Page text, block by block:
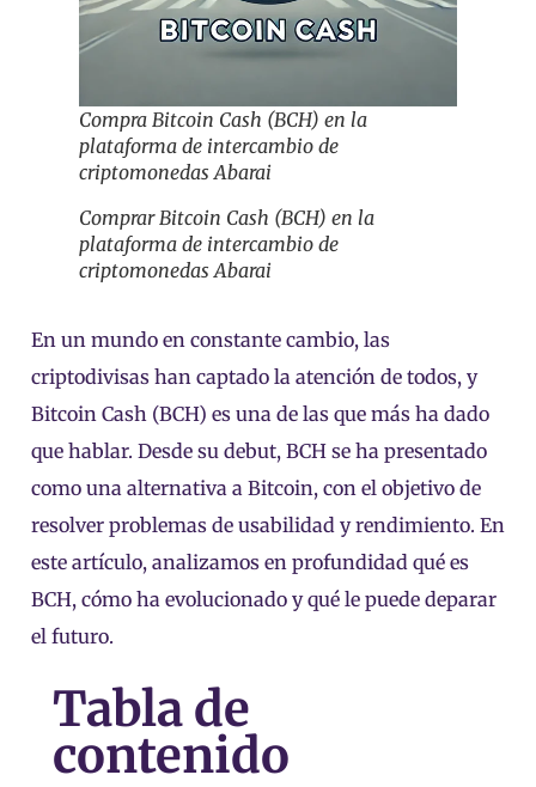
Compra Bitcoin Cash (BCH) en la
plataforma de intercambio de
criptomonedas Abarai
Comprar Bitcoin Cash (BCH) en la
plataforma de intercambio de
criptomonedas Abarai
En un mundo en constante cambio, las
criptodivisas han captado la atención de todos, y
Bitcoin Cash (BCH) es una de las que más ha dado
que hablar. Desde su debut, BCH se ha presentado
como una alternativa a Bitcoin, con el objetivo de
resolver problemas de usabilidad y rendimiento. En
este artículo, analizamos en profundidad qué es
BCH, cómo ha evolucionado y qué le puede deparar
el futuro.
Tabla de
contenido